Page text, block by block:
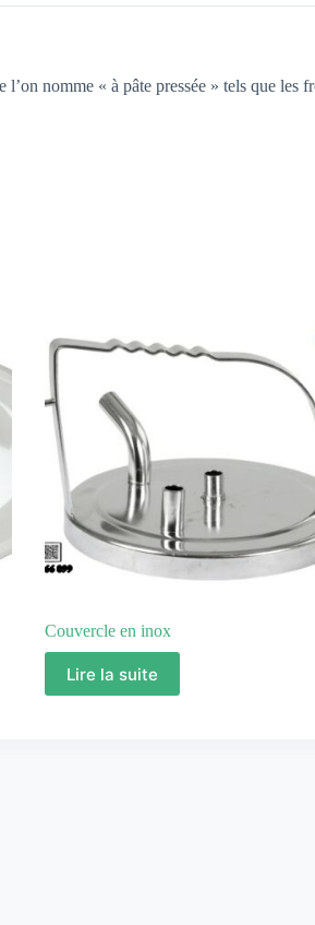
nomme « à pâte pressée » tels que les
Couvercle en inox
Lire la suite